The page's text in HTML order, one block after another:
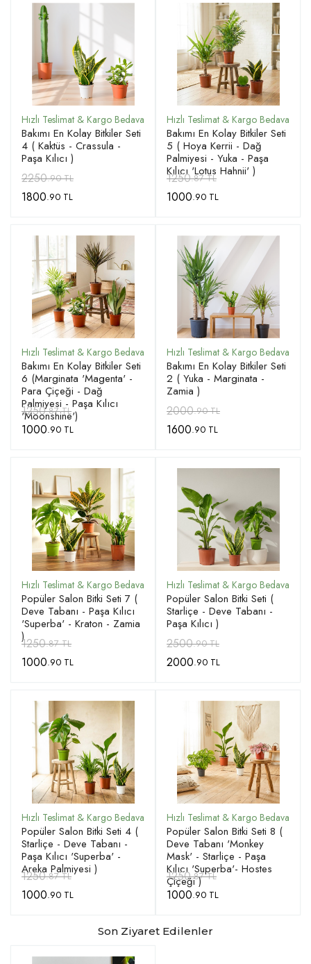
Bakımı En Kolay Bitkiler Seti
4 ( Kaktüs - Crassula -
Paşa Kılıcı )
2250.90 TL
1800.90 TL
Bakımı En Kolay Bitkiler Seti
5 ( Hoya Kerrii - Dağ
Palmiyesi - Yuka - Paşa
Kılıcı 'Lotus Hahnii' )
1250.87 TL
1000.90 TL
Bakımı En Kolay Bitkiler Seti
6 (Marginata 'Magenta' -
Para Çiçeği - Dağ
Palmiyesi - Paşa Kılıcı
'Moonshine')
1250.87 TL
1000.90 TL
Bakımı En Kolay Bitkiler Seti
2 ( Yuka - Marginata -
Zamia )
2000.90 TL
1600.90 TL
Popüler Salon Bitki Seti 7 (
Deve Tabanı - Paşa Kılıcı
'Superba' - Kraton - Zamia
)1250.87 TL
1000.90 TL
Popüler Salon Bitki Seti (
Starliçe - Deve Tabanı -
Paşa Kılıcı )
2500.90 TL
2000.90 TL
Popüler Salon Bitki Seti 4 (
Starliçe - Deve Tabanı -
Paşa Kılıcı 'Superba' -
Areka Palmiyesi )
1250.87 TL
1000.90 TL
Popüler Salon Bitki Seti 8 (
Deve Tabanı 'Monkey
Mask' - Starliçe - Paşa
Kılıcı 'Superba'- Hostes
Çiçeği )
1250.87 TL
1000.90 TL
Son Ziyaret Edilenler